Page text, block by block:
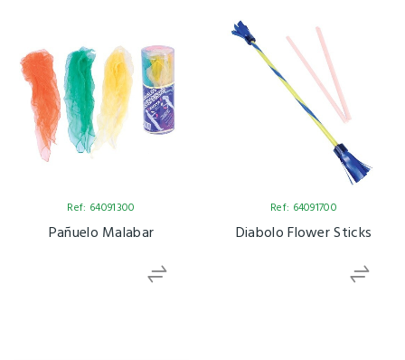
Ref: 64091300
Pañuelo Malabar
Ref: 64091700
Diabolo Flower Sticks